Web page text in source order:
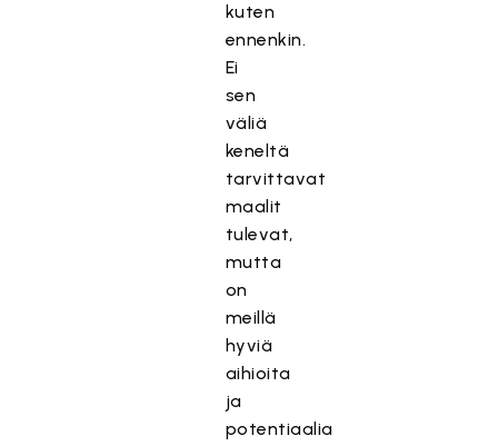
kuten
ennenkin.
Ei
sen
väliä
keneltä
tarvittavat
maalit
tulevat,
mutta
on
meillä
hyviä
aihioita
ja
potentiaalia